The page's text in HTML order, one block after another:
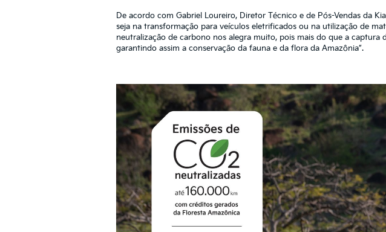
De acordo com Gabriel Loureiro, Diretor Técnico e de Pós-Vendas da
seja na transformação para veículos eletrificados ou na utilização de
neutralização de carbono nos alegra muito, pois mais do que a
garantindo assim a conservação da fauna e da flora da Amazônia”.